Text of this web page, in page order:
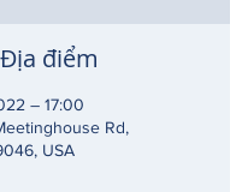
điểm
– 17:00
Rd,
USA